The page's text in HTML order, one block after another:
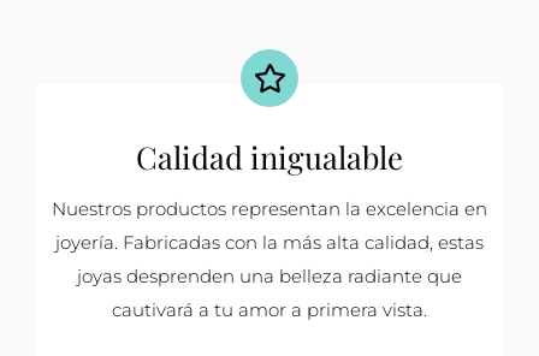
Calidad inigualable
Nuestros productos representan la excelencia en
joyería. Fabricadas con la más alta calidad, estas
joyas desprenden una belleza radiante que
cautivará a tu amor a primera vista.